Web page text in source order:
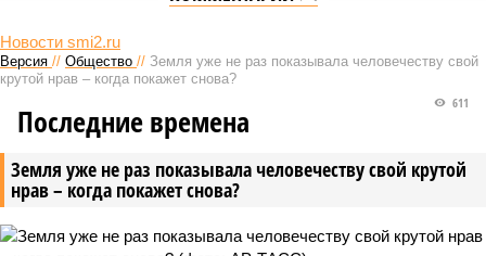
Новости smi2.ru
Версия // Общество // Земля уже не раз показывала человечеству свой
крутой нрав – когда покажет снова?
Земля уже не раз показывала человечеству свой крутой
нрав – когда покажет снова?
611
Последние времена